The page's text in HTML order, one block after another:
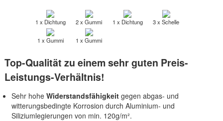
1 x Dichtung 2 x Gummi 1 x Dichtung 3 x Schelle
1 x Gummi 1 x Gummi
Top-Qualität zu einem sehr guten Preis-
Leistungs-Verhältnis!
Sehr hohe Widerstandsfähigkeit gegen abgas- und
witterungsbedingte Korrosion durch Aluminium- und
Siliziumlegierungen von min. 120g/m².